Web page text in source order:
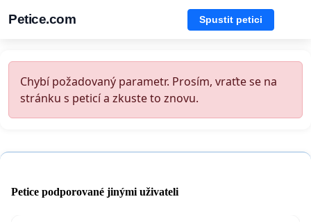
Petice.com Spustit petici
Chybí požadovaný parametr. Prosím, vraťte se na
stránku s peticí a zkuste to znovu.
Petice podporované jinými uživateli